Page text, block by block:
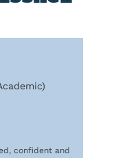
confident and